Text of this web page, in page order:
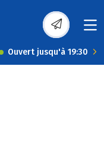
Ouvert jusqu'à 19:30